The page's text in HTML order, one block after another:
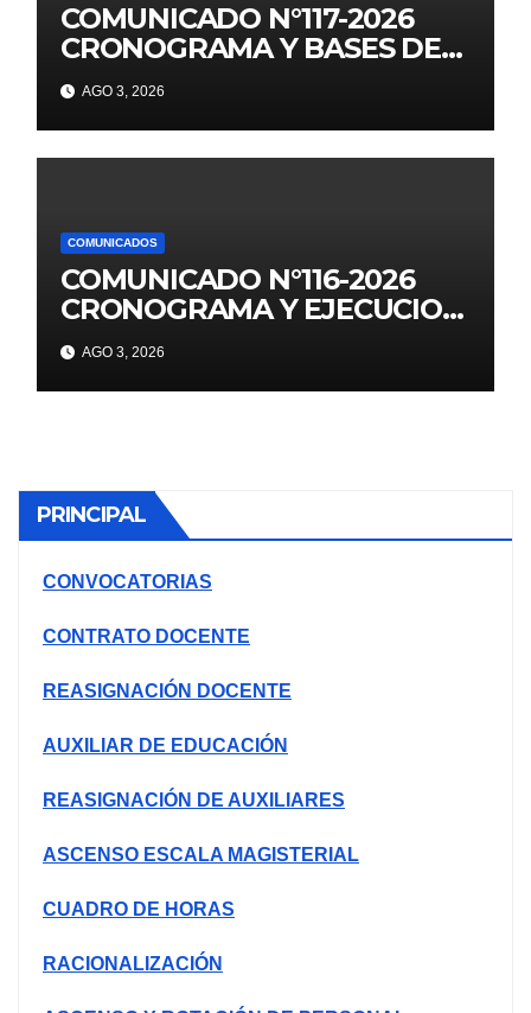
COMUNICADO N°117-2026
CRONOGRAMA Y BASES DE
JUEGOS FLORALES
EDUCATIVOS NACIONALES
2026
AGO 3, 2026
COMUNICADOS
COMUNICADO N°116-2026
CRONOGRAMA Y EJECUCION
DE LOS JUEGOS FLORALES
ESCOLARES 2026 II
ETAPANACIONALES UGEL
AGO 3, 2026
PRINCIPAL
CONVOCATORIAS
CONTRATO DOCENTE
REASIGNACIÓN DOCENTE
AUXILIAR DE EDUCACIÓN
REASIGNACIÓN DE AUXILIARES
ASCENSO ESCALA MAGISTERIAL
CUADRO DE HORAS
RACIONALIZACIÓN